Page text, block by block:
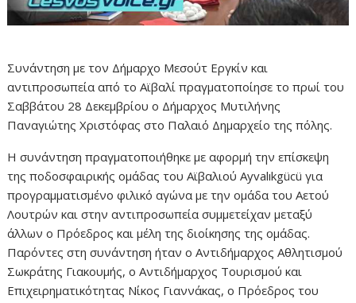
Συνάντηση με τον Δήμαρχο Μεσούτ Εργκίν και
αντιπροσωπεία από το Αϊβαλί πραγματοποίησε το πρωί του
Σαββάτου 28 Δεκεμβρίου ο Δήμαρχος Μυτιλήνης
Παναγιώτης Χριστόφας στο Παλαιό Δημαρχείο της πόλης.
Η συνάντηση πραγματοποιήθηκε με αφορμή την επίσκεψη
της ποδοσφαιρικής ομάδας του Αϊβαλιού Ayvalıkgücü για
προγραμματισμένο φιλικό αγώνα με την ομάδα του Αετού
Λουτρών και στην αντιπροσωπεία συμμετείχαν μεταξύ
άλλων ο Πρόεδρος και μέλη της διοίκησης της ομάδας.
Παρόντες στη συνάντηση ήταν ο Αντιδήμαρχος Αθλητισμού
Σωκράτης Γιακουμής, ο Αντιδήμαρχος Τουρισμού και
Επιχειρηματικότητας Νίκος Γιαννάκας, ο Πρόεδρος του